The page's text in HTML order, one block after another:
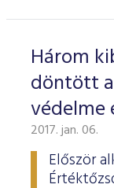
Három
döntött
védelme
2017. jan. 06.
Először